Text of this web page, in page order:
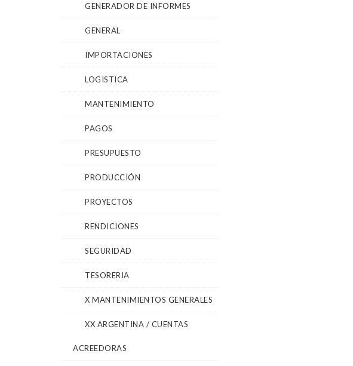
GENERADOR DE INFORMES
GENERAL
IMPORTACIONES
LOGISTICA
MANTENIMIENTO
PAGOS
PRESUPUESTO
PRODUCCIÓN
PROYECTOS
RENDICIONES
SEGURIDAD
TESORERIA
X MANTENIMIENTOS GENERALES
XX ARGENTINA / CUENTAS
ACREEDORAS